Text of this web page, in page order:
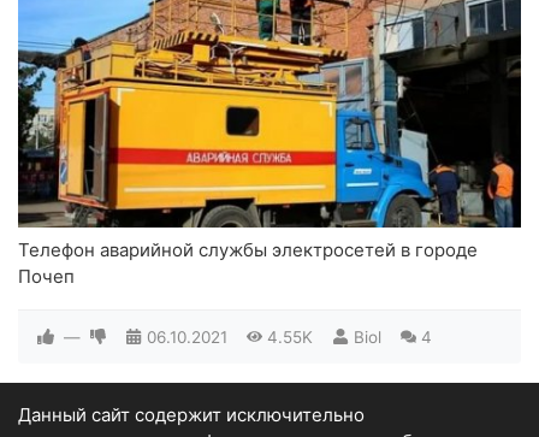
Телефон аварийной службы электросетей в городе
Почеп
— 06.10.2021 4.55K Biol 4
Данный сайт содержит исключительно